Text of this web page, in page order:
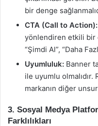
bir denge
CTA (Call to Action):
yönlendiren etkili bir
“Şimdi Al”, “Daha
Uyumluluk: Banner
ile uyumlu
markanın diğer
3. Sosyal Medya
Farklılıkları